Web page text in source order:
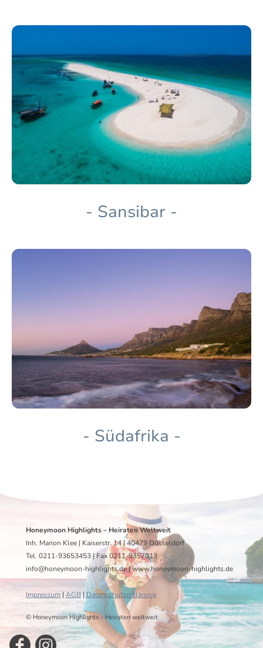
- Sansibar -
- Südafrika -
Honeymoon Highlights – Heiraten Weltweit
Inh. Marion Klee | Kaiserstr. 14 | 40479 Düsseldorf
Tel. 0211-93653453 | Fax 0211-9357013
info@honeymoon-highlights.de | www.honeymoon-highlights.de
Impressum | AGB| Datenschutzerklärung
© Honeymoon Highlights - Heiraten weltweit